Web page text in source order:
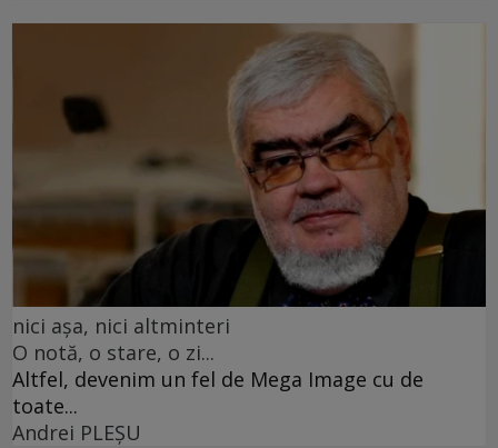
nici așa, nici altminteri
O notă, o stare, o zi...
Altfel, devenim un fel de Mega Image cu de
toate...
Andrei PLEŞU